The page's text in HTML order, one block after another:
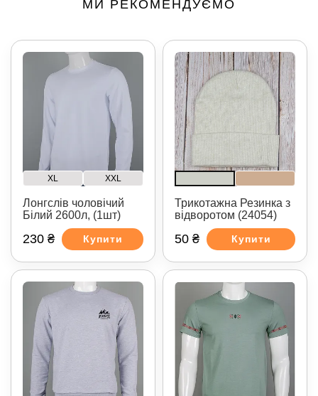
МИ РЕКОМЕНДУЄМО
XL XXL
Лонгслів чоловічий
Білий 2600л, (1шт)
230 ₴ Купити
Трикотажна Резинка з
відворотом (24054)
50 ₴ Купити